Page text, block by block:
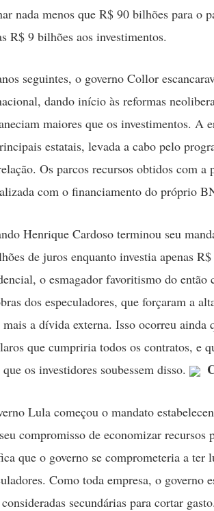
nada menos que R$ 90 bilhões para o
R$ 9 bilhões aos investimentos.
seguintes, o governo Collor
dando início às reformas
maiores que os investimentos. A
estatais, levada a cabo pelo
Os parcos recursos obtidos com
com o financiamento do próprio
Henrique Cardoso terminou seu
de juros enquanto investia apenas
o esmagador favoritismo do então
dos especuladores, que forçaram a
mais a dívida externa. Isso ocorreu ainda
que cumpriria todos os contratos, e
os investidores soubessem disso.
Lula começou o mandato
compromisso de economizar
que o governo se comprometeria a ter
Como toda empresa, o governo
consideradas secundárias para cortar